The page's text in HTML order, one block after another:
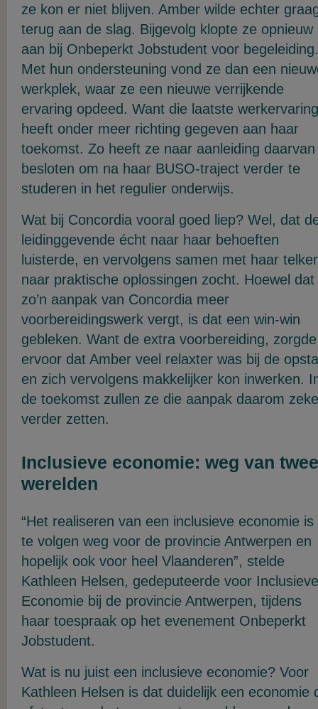
ze kon er niet blijven. Amber wilde echter
terug aan de slag. Bijgevolg klopte ze opnieuw
aan bij Onbeperkt Jobstudent voor begeleiding.
Met hun ondersteuning vond ze dan een
werkplek, waar ze een nieuwe verrijkende
ervaring opdeed. Want die laatste werkervaring
heeft onder meer richting gegeven aan haar
toekomst. Zo heeft ze naar aanleiding daarvan
besloten om na haar BUSO-traject verder te
studeren in het regulier onderwijs.
Wat bij Concordia vooral goed liep? Wel, dat
leidinggevende écht naar haar behoeften
luisterde, en vervolgens samen met haar
naar praktische oplossingen zocht. Hoewel dat
zo’n aanpak van Concordia meer
voorbereidingswerk vergt, is dat een win-win
gebleken. Want de extra voorbereiding, zorgde
ervoor dat Amber veel relaxter was bij de
en zich vervolgens makkelijker kon inwerken.
de toekomst zullen ze die aanpak daarom
verder zetten.
Inclusieve economie: weg van twee
werelden
“Het realiseren van een inclusieve economie is
te volgen weg voor de provincie Antwerpen en
hopelijk ook voor heel Vlaanderen”, stelde
Kathleen Helsen, gedeputeerde voor Inclusieve
Economie bij de provincie Antwerpen, tijdens
haar toespraak op het evenement Onbeperkt
Jobstudent.
Wat is nu juist een inclusieve economie? Voor
Kathleen Helsen is dat duidelijk een economie